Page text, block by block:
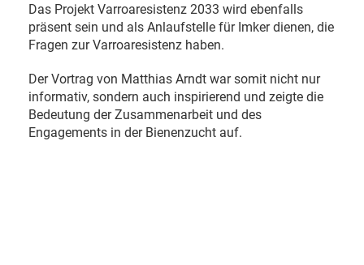
Das Projekt Varroaresistenz 2033 wird ebenfalls
präsent sein und als Anlaufstelle für Imker dienen, die
Fragen zur Varroaresistenz haben.
Der Vortrag von Matthias Arndt war somit nicht nur
informativ, sondern auch inspirierend und zeigte die
Bedeutung der Zusammenarbeit und des
Engagements in der Bienenzucht auf.